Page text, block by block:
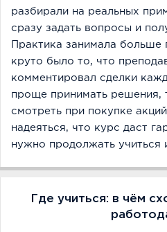
разбирали на реальных
сразу задать вопросы и
Практика занимала
круто было то, что
комментировал сделки
проще принимать решения,
смотреть при покупке
надеяться, что курс даст
нужно продолжать учиться
Где учиться: в чём